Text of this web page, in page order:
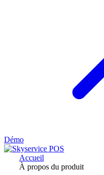
Démo
Accueil
À propos du produit